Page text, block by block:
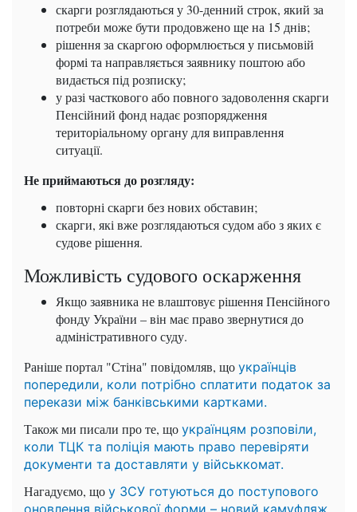
скарги розглядаються у 30-денний строк, який за
потреби може бути продовжено ще на 15 днів;
рішення за скаргою оформлюється у письмовій
формі та направляється заявнику поштою або
видається під розписку;
у разі часткового або повного задоволення скарги
Пенсійний фонд надає розпорядження
територіальному органу для виправлення
ситуації.
Не приймаються до розгляду:
повторні скарги без нових обставин;
скарги, які вже розглядаються судом або з яких є
судове рішення.
Можливість судового оскарження
Якщо заявника не влаштовує рішення Пенсійного
фонду України – він має право звернутися до
адміністративного суду.
Раніше портал "Стіна" повідомляв, що українців
попередили, коли потрібно сплатити податок за
перекази між банківськими картками.
Також ми писали про те, що українцям розповіли,
коли ТЦК та поліція мають право перевіряти
документи та доставляти у військкомат.
Нагадуємо, що у ЗСУ готуються до поступового